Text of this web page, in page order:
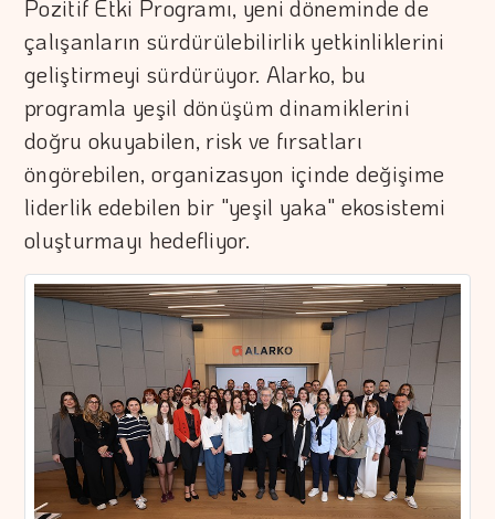
Pozitif Etki Programı, yeni döneminde de
çalışanların sürdürülebilirlik yetkinliklerini
geliştirmeyi sürdürüyor. Alarko, bu
programla yeşil dönüşüm dinamiklerini
doğru okuyabilen, risk ve fırsatları
öngörebilen, organizasyon içinde değişime
liderlik edebilen bir "yeşil yaka" ekosistemi
oluşturmayı hedefliyor.